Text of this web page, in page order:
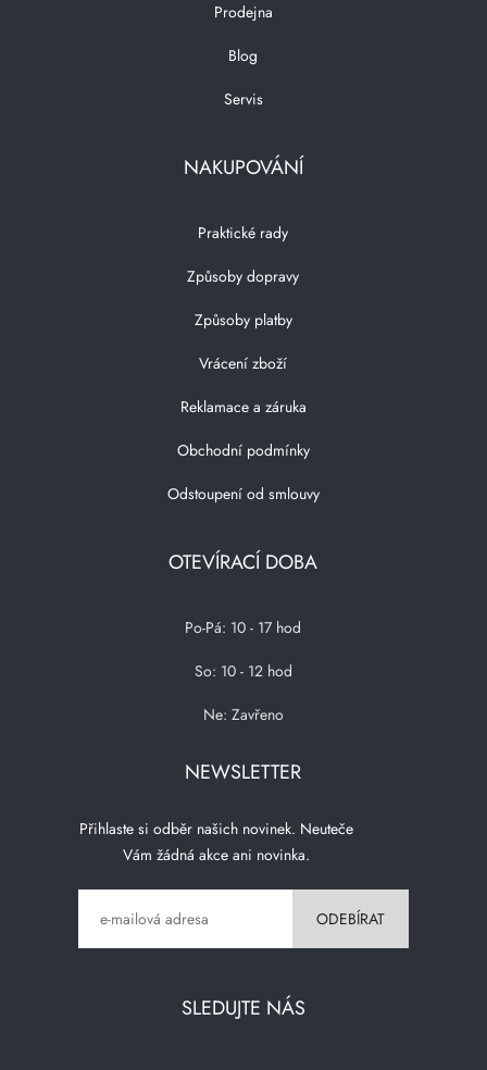
Prodejna
Blog
Servis
NAKUPOVÁNÍ
Praktické rady
Způsoby dopravy
Způsoby platby
Vrácení zboží
Reklamace a záruka
Obchodní podmínky
Odstoupení od smlouvy
OTEVÍRACÍ DOBA
Po-Pá: 10 - 17 hod
So: 10 - 12 hod
Ne: Zavřeno
NEWSLETTER
Přihlaste si odběr našich novinek. Neuteče
Vám žádná akce ani novinka.
SLEDUJTE NÁS